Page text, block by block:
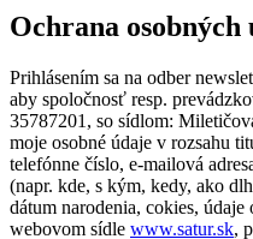
Ochrana
Prihlásením sa na odber
aby spoločnosť resp.
35787201, so sídlom:
moje osobné údaje v rozsahu
telefónne číslo, e-mailová
(napr. kde, s kým, kedy, ako
dátum narodenia, cokies,
webovom sídle www.satur.sk,